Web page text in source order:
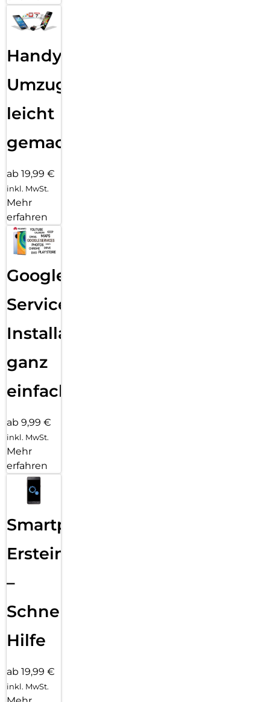
Handy
Umzug
leicht
gemacht!
ab 19,99 €
inkl. MwSt.
Mehr
erfahren
Google
Services
Installation
ganz
einfach
ab 9,99 €
inkl. MwSt.
Mehr
erfahren
Smartphone
Ersteinrichtung
–
Schnelle
Hilfe
ab 19,99 €
inkl. MwSt.